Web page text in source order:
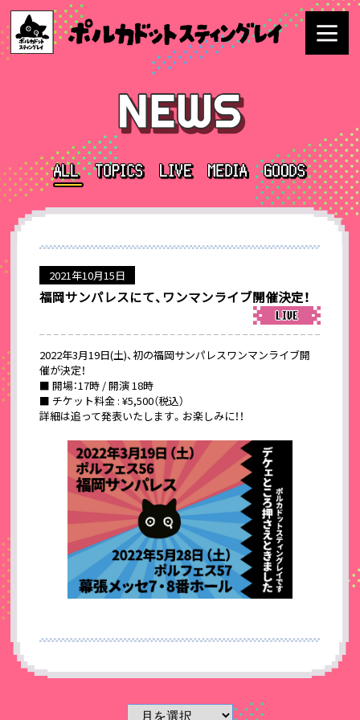
2021年10月15日
福岡サンパレスにて、ワンマンライブ開催決定！
2022年3月19日(土)、初の福岡サンパレスワンマンライブ開
催が決定！
■ 開場：17時 / 開演 18時
■ チケット料金 : ¥5,500（税込）
詳細は追って発表いたします。お楽しみに！！